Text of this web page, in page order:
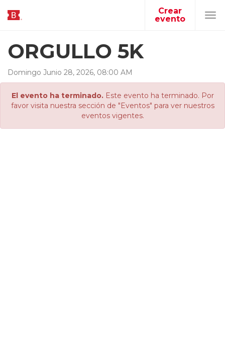
Crear
evento
ORGULLO 5K
Domingo Junio 28, 2026, 08:00 AM
El evento ha terminado.Este evento ha terminado. Por
favor visita nuestra sección de "Eventos" para ver nuestros
eventos vigentes.